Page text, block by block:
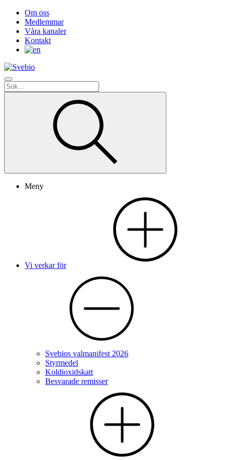
Om oss
Medlemmar
Våra kanaler
Kontakt
Meny
Vi verkar för
Svebios valmanifest 2026
Styrmedel
Koldioxidskatt
Besvarade remisser